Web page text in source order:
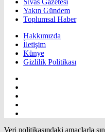
Sivas Gazetesi
Yakın Gündem
Toplumsal Haber
Hakkımızda
İletişim
Künye
Gizlilik Politikası
Veri politikasındaki amaçlarla